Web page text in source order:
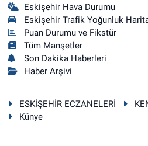
Eskişehir Hava Durumu
Eskişehir Trafik Yoğunluk
Puan Durumu ve Fikstür
Tüm Manşetler
Son Dakika Haberleri
Haber Arşivi
ESKİŞEHİR ECZANELERİ
Künye